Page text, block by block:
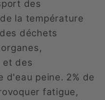
des
la température
déchets
et des
d'eau peine. 2% de
fatigue,